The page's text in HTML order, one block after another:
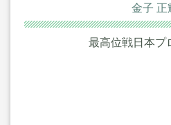
金子 正
最高位戦日本プ